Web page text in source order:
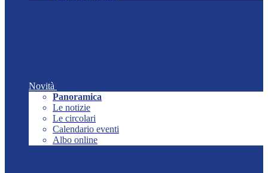
Novità
Panoramica
Le notizie
Le circolari
Calendario eventi
Albo online